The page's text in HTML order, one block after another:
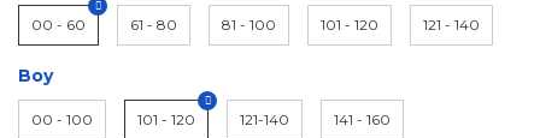
00 - 60 61 - 80 81 - 100 101 - 120 121 - 140
Boy
00 - 100 101 - 120 121-140 141 - 160